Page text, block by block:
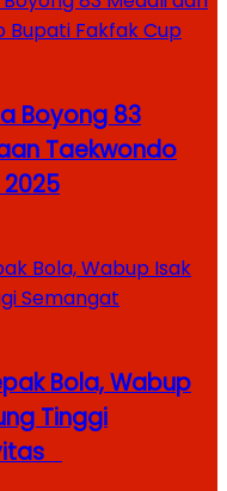
Boyong 83
Taekwondo
Bola, Wabup
Tinggi